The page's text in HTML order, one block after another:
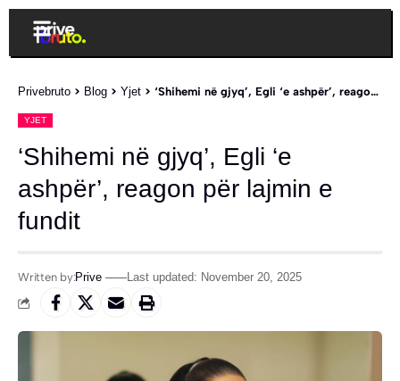
Privebruto > Blog > Yjet > ‘Shihemi në gjyq’, Egli ‘e ashpër’, reagon për lajmin e fundit
YJET
‘Shihemi në gjyq’, Egli ‘e
ashpër’, reagon për lajmin e
fundit
Written by:Prive Last updated: November 20, 2025